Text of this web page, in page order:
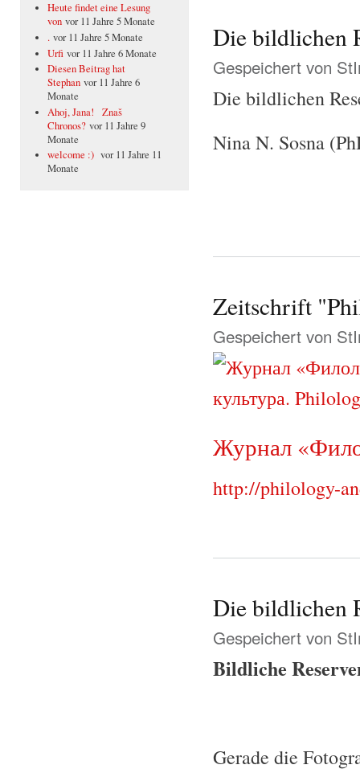
Heute findet eine Lesung
von vor 11 Jahre 5 Monate
. vor 11 Jahre 5 Monate
Urfi vor 11 Jahre 6 Monate
Diesen Beitrag hat
Stephan vor 11 Jahre 6
Monate
Ahoj, Jana! Znaš
Chronos? vor 11 Jahre 9
Monate
welcome :) vor 11 Jahre 11
Monate
Die bildlichen
Gespeichert von
Die bildlichen
Nina N. Sosna
Zeitschrift
Gespeichert von
Журнал
http://philology-
Die bildlichen
Gespeichert von
Bildliche
Gerade die